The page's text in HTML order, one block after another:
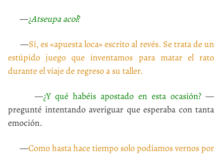
—¿Atseupa acol?
—Sí, es «apuesta loca» escrito al revés. Se trata de un
estúpido juego que inventamos para matar el rato
durante el viaje de regreso a su taller.
—¿Y qué habéis apostado en esta ocasión? —
pregunté intentando averiguar que esperaba con tanta
emoción.
—Como hasta hace tiempo solo podíamos vernos por